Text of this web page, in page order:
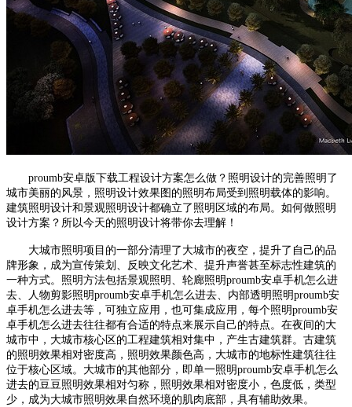
proumb安卓版下载工程设计方案怎么做？照明设计的完善照明了
城市美丽的风景，照明设计效果图的照明布局受到照明载体的影响。
建筑照明设计和景观照明设计都确立了照明区域的布局。如何做照明
设计方案？所以今天的照明设计将带你去理解！
大城市照明项目的一部分清理了大城市的夜空，提升了自己的品
牌形象，成为宣传策划、反映文化艺术、提升声誉甚至标志性建筑的
一种方式。照明方法包括景观照明、轮廊照明proumb安卓手机怎么进
去、人物剪影照明proumb安卓手机怎么进去、内部透明照明proumb安
卓手机怎么进去等，可独立应用，也可集成应用，每个照明proumb安
卓手机怎么进去往往都有合适的特点来展示自己的特点。在夜间的大
城市中，大城市核心区的工程建筑相对集中，产生古建筑群。古建筑
的照明效果相对密度高，照明效果颜色高，大城市的地标性建筑往往
位于核心区域。大城市的其他部分，即单一照明proumb安卓手机怎么
进去的豆豆照明效果相对匀称，照明效果相对密度小，色度低，类型
少，成为大城市照明效果自然环境的肌肉底部，具有辅助效果。